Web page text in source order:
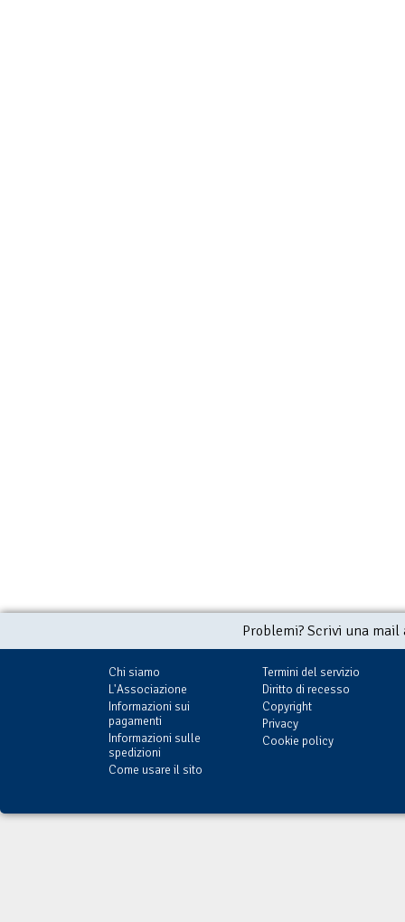
Problemi? Scrivi una
Chi siamo
L'Associazione
Informazioni sui
pagamenti
Informazioni sulle
spedizioni
Come usare il sito
Termini del servizio
Diritto di recesso
Copyright
Privacy
Cookie policy